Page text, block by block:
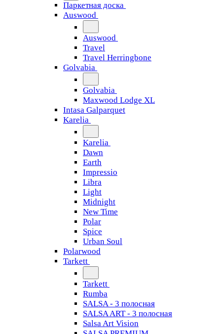
Паркетная доска
Auswood
Auswood
Travel
Travel Herringbone
Golvabia
Golvabia
Maxwood Lodge XL
Intasa Galparquet
Karelia
Karelia
Dawn
Earth
Impressio
Libra
Light
Midnight
New Time
Polar
Spice
Urban Soul
Polarwood
Tarkett
Tarkett
Rumba
SALSA - 3 полосная
SALSA ART - 3 полосная
Salsa Art Vision